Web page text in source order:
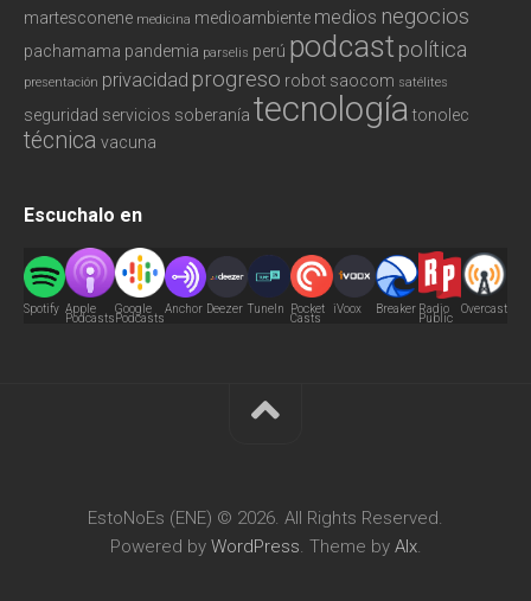
martesconene medicina medioambiente medios negocios
pachamama pandemia parselis perú podcast política
presentación privacidad progreso robot saocom satélites
seguridad servicios soberanía tecnología tonolec
técnica vacuna
Escuchalo en
Spotify Apple
Podcasts
Google
Podcasts
Anchor Deezer TuneIn Pocket
Casts
iVoox Breaker Radio
Public
Overcast
EstoNoEs (ENE) © 2026. All Rights Reserved.
Powered by WordPress. Theme by Alx.